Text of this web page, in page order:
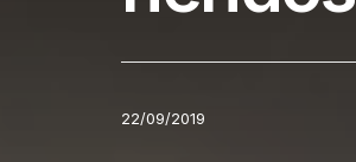
22/09/2019